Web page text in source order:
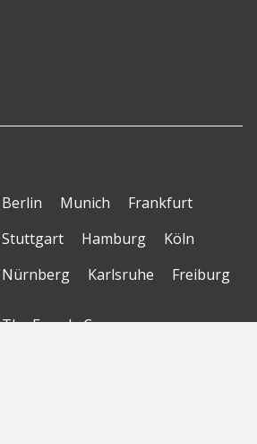
Berlin Munich
Frankfurt
Stuttgart
Hamburg
Köln
Nürnberg
Karlsruhe Freiburg
The Female Company